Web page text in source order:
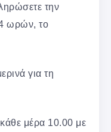
την
ωρών, το
για τη
μέρα 10.00 με